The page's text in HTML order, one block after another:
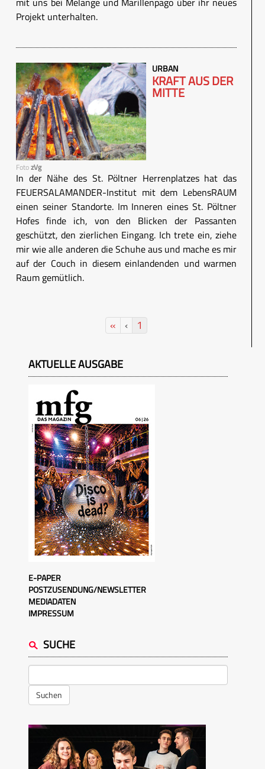
Projekt unterhalten.
FotozVg
URBAN
KRAFT AUS DER
MITTE
In der Nähe des St. Pöltner Herrenplatzes hat das
FEUERSALAMANDER-Institut mit dem LebensRAUM
einen seiner Standorte. Im Inneren eines St. Pöltner
Hofes finde ich, von den Blicken der Passanten
geschützt, den zierlichen Eingang. Ich trete ein, ziehe
mir wie alle anderen die Schuhe aus und mache es mir
auf der Couch in diesem einlandenden und warmen
Raum gemütlich.
« ‹ 1
AKTUELLE AUSGABE
E-PAPER
POSTZUSENDUNG/NEWSLETTER
MEDIADATEN
IMPRESSUM
SUCHE
Suchen